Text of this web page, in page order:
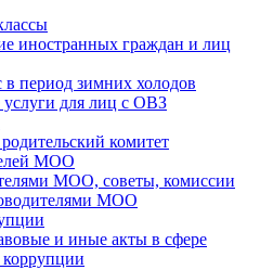
иностранных граждан и лиц
период зимних холодов
услуги для лиц с ОВЗ
комитет
МОО
МОО, советы, комиссии
МОО
и иные акты в сфере
коррупции